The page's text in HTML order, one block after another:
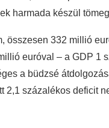
harmada készül
összesen 332 millió
euróval – a GDP 1
a büdzsé
2,1 százalékos deficit